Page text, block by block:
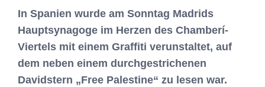
In Spanien wurde am Sonntag Madrids
Hauptsynagoge im Herzen des Chamberí-
Viertels mit einem Graffiti verunstaltet, auf
dem neben einem durchgestrichenen
Davidstern „Free Palestine“ zu lesen war.